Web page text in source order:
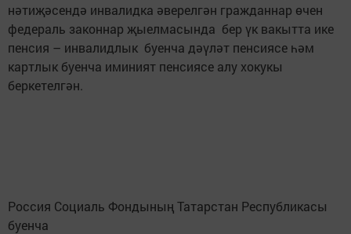
нәтиҗәсендә инвалидка әверелгән гражданнар өчен
федераль законнар җыелмасында бер үк вакытта ике
пенсия – инвалидлык буенча дәүләт пенсиясе һәм
картлык буенча иминият пенсиясе алу хокукы
беркетелгән.
Россия Социаль Фондының Татарстан Республикасы
буенча